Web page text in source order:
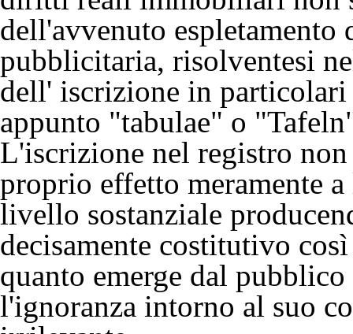
dell'avvenuto
pubblicitaria, risolventesi
dell' iscrizione in
appunto "tabulae" o
L'iscrizione nel registro non
proprio effetto meramente
livello sostanziale
decisamente costitutivo
quanto emerge dal
l'ignoranza intorno al suo